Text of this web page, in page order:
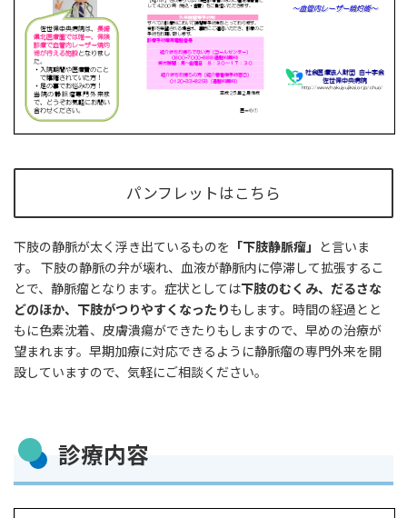
パンフレットはこちら
下肢の静脈が太く浮き出ているものを 「下肢静脈瘤」
と言いま
す。 下肢の静脈の弁が壊れ、血液が静脈内に停滞して拡張するこ
とで、静脈瘤となります。症状としては下肢のむくみ、だるさな
どのほか、下肢がつりやすくなったりもします。時間の経過とと
もに色素沈着、皮膚潰瘍ができたりもしますので、早めの治療が
望まれます。早期加療に対応できるように静脈瘤の専門外来を開
設していますので、気軽にご相談ください。
診療内容